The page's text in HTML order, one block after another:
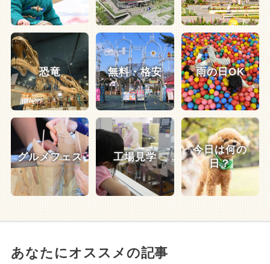
恐竜 無料・格安 雨の日OK
グルメフェス 工場見学
今日は何の
日？
あなたにオススメの記事